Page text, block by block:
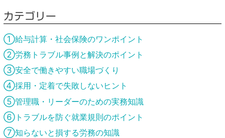
カテゴリー
①給与計算・社会保険のワンポイント
②労務トラブル事例と解決のポイント
③安全で働きやすい職場づくり
④採用・定着で失敗しないヒント
⑤管理職・リーダーのための実務知識
⑥トラブルを防ぐ就業規則のポイント
⑦知らないと損する労務の知識